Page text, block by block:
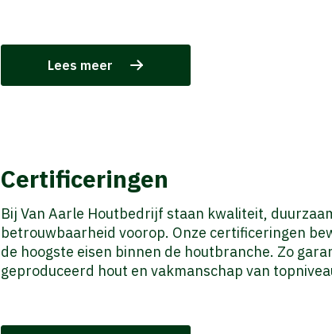
Lees meer
Certificeringen
Bij Van Aarle Houtbedrijf staan kwaliteit,
betrouwbaarheid voorop. Onze certificeringen
de hoogste eisen binnen de houtbranche. Zo
geproduceerd hout en vakmanschap van